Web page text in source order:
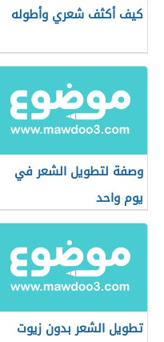
كيف أكثف شعري وأطوله
وصفة لتطويل الشعر في
يوم واحد
تطويل الشعر بدون زيوت